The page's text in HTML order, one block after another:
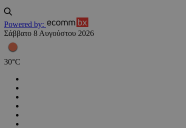
Powered by:
Σάββατο 8 Αυγούστου 2026
30°C